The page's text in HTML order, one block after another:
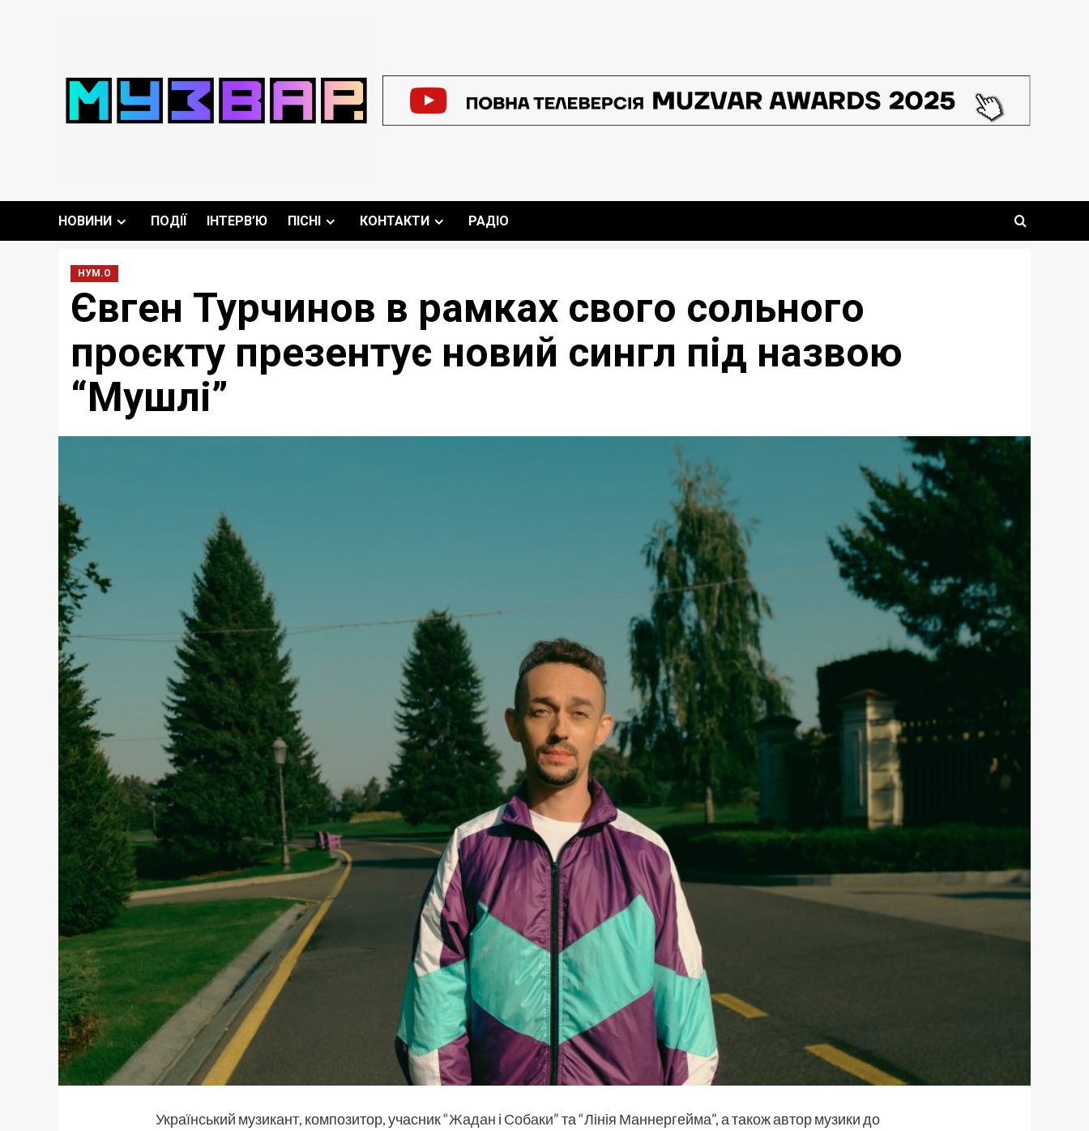
НОВИНИ ПОДІЇ ІНТЕРВ’Ю ПІСНІ КОНТАКТИ РАДІО
НУМ.О
Євген Турчинов в рамках свого сольного
проєкту презентує новий сингл під назвою
“Мушлі”
Український музикант, композитор, учасник “Жадан і Собаки” та “Лінія Маннергейма”, а також автор музики до